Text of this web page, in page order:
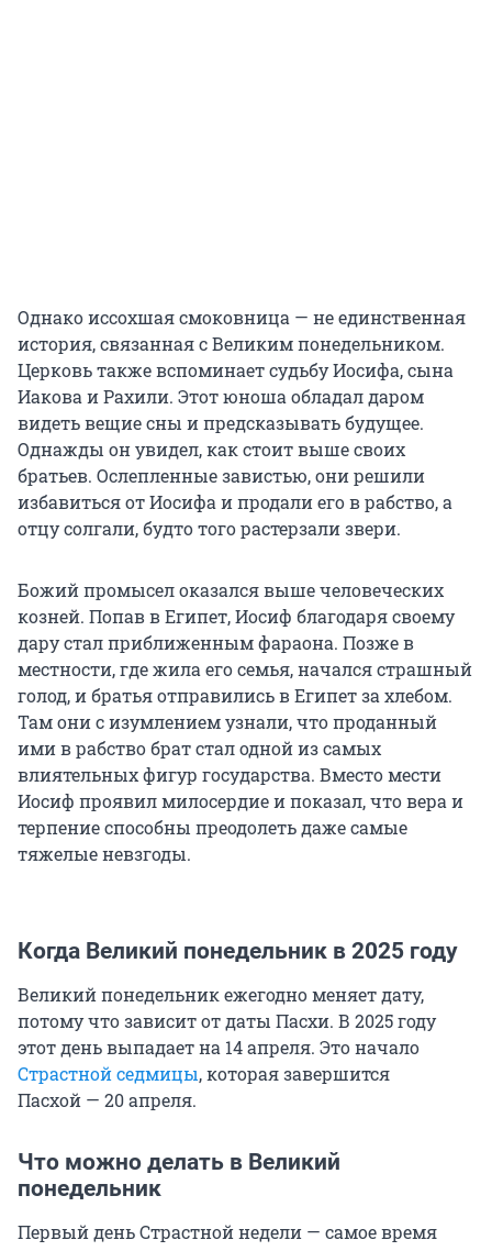
Однако иссохшая смоковница — не единственная
история, связанная с Великим понедельником.
Церковь также вспоминает судьбу Иосифа, сына
Иакова и Рахили. Этот юноша обладал даром
видеть вещие сны и предсказывать будущее.
Однажды он увидел, как стоит выше своих
братьев. Ослепленные завистью, они решили
избавиться от Иосифа и продали его в рабство, а
отцу солгали, будто того растерзали звери.
Божий промысел оказался выше человеческих
козней. Попав в Египет, Иосиф благодаря своему
дару стал приближенным фараона. Позже в
местности, где жила его семья, начался страшный
голод, и братья отправились в Египет за хлебом.
Там они с изумлением узнали, что проданный
ими в рабство брат стал одной из самых
влиятельных фигур государства. Вместо мести
Иосиф проявил милосердие и показал, что вера и
терпение способны преодолеть даже самые
тяжелые невзгоды.
Когда Великий понедельник в 2025 году
Великий понедельник ежегодно меняет дату,
потому что зависит от даты Пасхи. В 2025 году
этот день выпадает на 14 апреля. Это начало
Страстной седмицы, которая завершится
Пасхой — 20 апреля.
Что можно делать в Великий
понедельник
Первый день Страстной недели — самое время